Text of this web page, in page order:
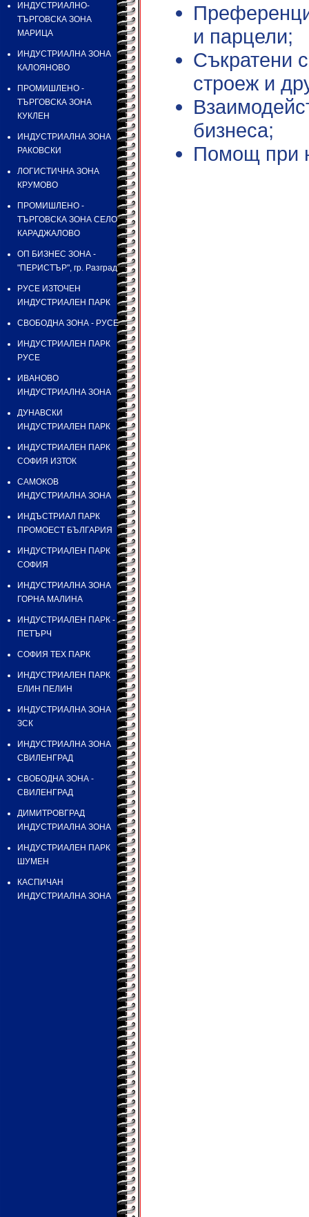
ИНДУСТРИАЛНO-
ТЪРГОВСКА ЗОНА
МАРИЦА
ИНДУСТРИАЛНА ЗОНА
КАЛОЯНОВО
ПРОМИШЛЕНО -
ТЪРГОВСКА ЗОНА
КУКЛЕН
ИНДУСТРИАЛНА ЗОНА
РАКОВСКИ
ЛОГИСТИЧНА ЗОНА
КРУМОВО
ПРОМИШЛЕНО -
ТЪРГОВСКА ЗОНА СЕЛО
КАРАДЖАЛОВО
ОП БИЗНЕС ЗОНА -
"ПЕРИСТЪР", гр. Разград
РУСЕ ИЗТОЧЕН
ИНДУСТРИАЛЕН ПАРК
СВОБОДНА ЗОНА - РУСЕ
ИНДУСТРИАЛЕН ПАРК
РУСЕ
ИВАНОВО
ИНДУСТРИАЛНА ЗОНА
ДУНАВСКИ
ИНДУСТРИАЛЕН ПАРК
ИНДУСТРИАЛЕН ПАРК
СОФИЯ ИЗТОК
САМОКОВ
ИНДУСТРИАЛНА ЗОНА
ИНДЪСТРИАЛ ПАРК
ПРОМОЕСТ БЪЛГАРИЯ
ИНДУСТРИАЛЕН ПАРК
СОФИЯ
ИНДУСТРИАЛНА ЗОНА
ГОРНА МАЛИНА
ИНДУСТРИАЛЕН ПАРК -
ПЕТЪРЧ
СОФИЯ ТЕХ ПАРК
ИНДУСТРИАЛЕН ПАРК
ЕЛИН ПЕЛИН
ИНДУСТРИАЛНА ЗОНА
ЗСК
ИНДУСТРИАЛНА ЗОНА
СВИЛЕНГРАД
СВОБОДНА ЗОНА -
СВИЛЕНГРАД
ДИМИТРОВГРАД
ИНДУСТРИАЛНА ЗОНА
ИНДУСТРИАЛЕН ПАРК
ШУМЕН
КАСПИЧАН
ИНДУСТРИАЛНА ЗОНА
и парцели;
Съкратени
строеж и
бизнеса;
Помощ при